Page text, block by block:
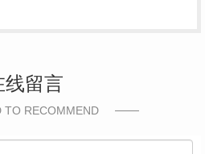
线留言
TO RECOMMEND